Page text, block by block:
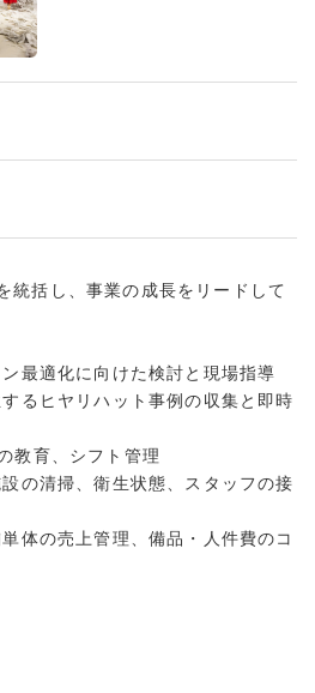
統括し、事業の成長をリードして
最適化に向けた検討と現場指導
るヒヤリハット事例の収集と即時
教育、シフト管理
の清掃、衛生状態、スタッフの接
体の売上管理、備品・人件費のコ